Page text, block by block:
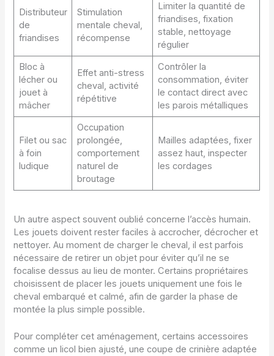
Distributeur
de
friandises
Stimulation
mentale cheval,
récompense
Limiter la quantité de
friandises, fixation
stable, nettoyage
régulier
Bloc à
lécher ou
jouet à
mâcher
Effet anti-stress
cheval, activité
répétitive
Contrôler la
consommation, éviter
le contact direct avec
les parois métalliques
Filet ou sac
à foin
ludique
Occupation
prolongée,
comportement
naturel de
broutage
Mailles adaptées, fixer
assez haut, inspecter
les cordages
Un autre aspect souvent oublié concerne l’accès humain.
Les jouets doivent rester faciles à accrocher, décrocher et
nettoyer. Au moment de charger le cheval, il est parfois
nécessaire de retirer un objet pour éviter qu’il ne se
focalise dessus au lieu de monter. Certains propriétaires
choisissent de placer les jouets uniquement une fois le
cheval embarqué et calmé, afin de garder la phase de
montée la plus simple possible.
Pour compléter cet aménagement, certains accessoires
comme un licol bien ajusté, une coupe de crinière adaptée